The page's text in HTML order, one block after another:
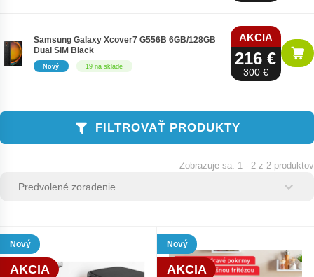
Nový 19 na sklade
Samsung Galaxy Xcover7 G556B 6GB/128GB
Dual SIM Black
AKCIA
216 €
300 €
FILTROVAŤ PRODUKTY
Zoradenie produktov
Sort content
1 - 2 z 2 produktov
Nový
AKCIA
Nový
AKCIA